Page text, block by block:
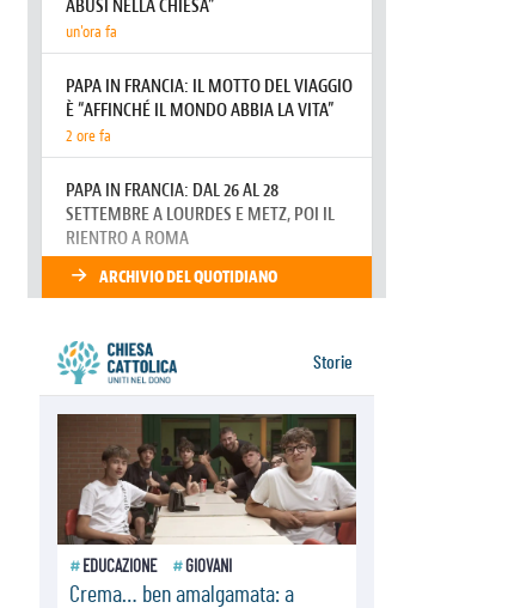
Uruguay, il presidente dei vescovi:
07.08.2026
Gaza, la strage dei bambini non si
ferma: 300 morti in 300 giorni
Libano e Israele
06.08.2026
Il responsabile del "Go! Franciscan
Youth Meeting": da Assisi uno
sguardo nuovo